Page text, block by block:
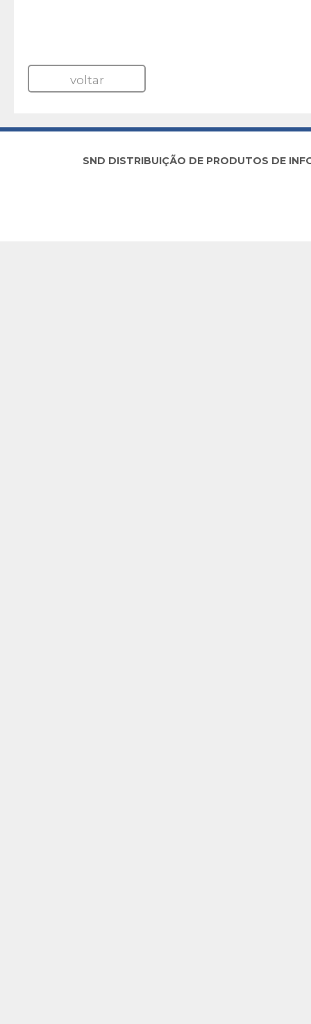
voltar
SND DISTRIBUIÇÃO DE PRODUTOS DE